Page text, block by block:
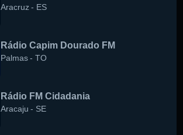
Aracruz - ES
Rádio Capim Dourado FM
Palmas -TO
Rádio FM Cidadania
Aracaju - SE